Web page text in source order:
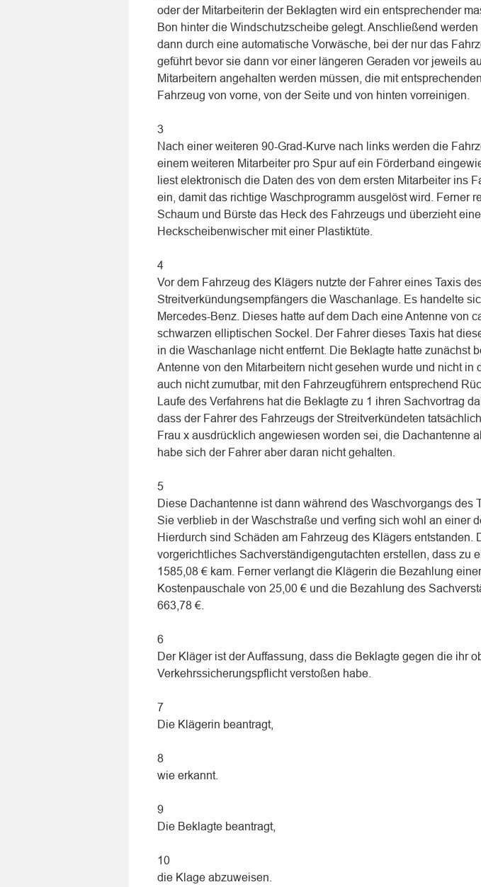
oder der Mitarbeiterin der Beklagten wird ein entsprechender
Bon hinter die Windschutzscheibe gelegt. Anschließend
dann durch eine automatische Vorwäsche, bei der nur das
geführt bevor sie dann vor einer längeren Geraden vor jeweils
Mitarbeitern angehalten werden müssen, die mit
Fahrzeug von vorne, von der Seite und von hinten vorreinigen.
3
Nach einer weiteren 90-Grad-Kurve nach links werden die
einem weiteren Mitarbeiter pro Spur auf ein Förderband
liest elektronisch die Daten des von dem ersten Mitarbeiter ins
ein, damit das richtige Waschprogramm ausgelöst wird. Ferner
Schaum und Bürste das Heck des Fahrzeugs und überzieht
Heckscheibenwischer mit einer Plastiktüte.
4
Vor dem Fahrzeug des Klägers nutzte der Fahrer eines Taxis
Streitverkündungsempfängers die Waschanlage. Es handelte
Mercedes-Benz. Dieses hatte auf dem Dach eine Antenne von
schwarzen elliptischen Sockel. Der Fahrer dieses Taxis hat
in die Waschanlage nicht entfernt. Die Beklagte hatte zunächst
Antenne von den Mitarbeitern nicht gesehen wurde und nicht in
auch nicht zumutbar, mit den Fahrzeugführern entsprechend
Laufe des Verfahrens hat die Beklagte zu 1 ihren Sachvortrag
dass der Fahrer des Fahrzeugs der Streitverkündeten
Frau x ausdrücklich angewiesen worden sei, die Dachantenne
habe sich der Fahrer aber daran nicht gehalten.
5
Diese Dachantenne ist dann während des Waschvorgangs des
Sie verblieb in der Waschstraße und verfing sich wohl an einer
Hierdurch sind Schäden am Fahrzeug des Klägers entstanden.
vorgerichtliches Sachverständigengutachten erstellen, dass zu
1585,08 € kam. Ferner verlangt die Klägerin die Bezahlung
Kostenpauschale von 25,00 € und die Bezahlung des
663,78 €.
6
Der Kläger ist der Auffassung, dass die Beklagte gegen die ihr
Verkehrssicherungspflicht verstoßen habe.
7
Die Klägerin beantragt,
8
wie erkannt.
9
Die Beklagte beantragt,
10
die Klage abzuweisen.